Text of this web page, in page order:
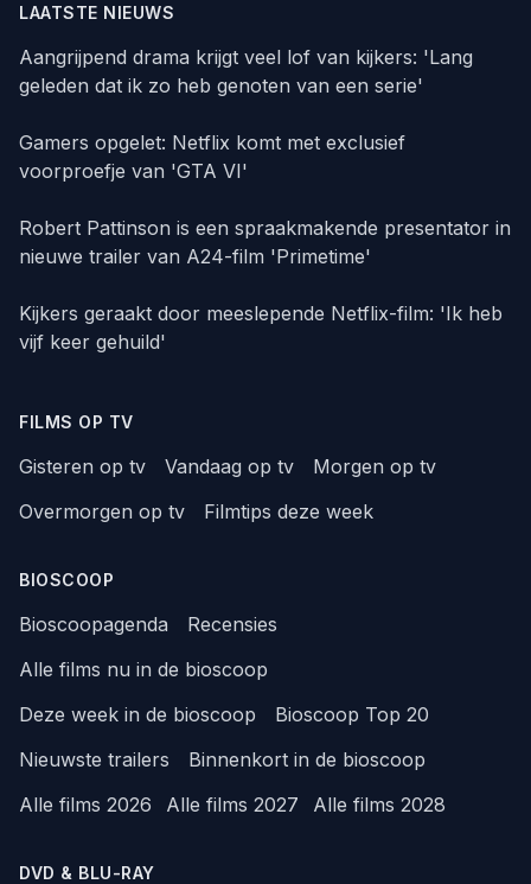
LAATSTE NIEUWS
Aangrijpend drama krijgt veel lof van kijkers: 'Lang
geleden dat ik zo heb genoten van een serie'
Gamers opgelet: Netflix komt met exclusief
voorproefje van 'GTA VI'
Robert Pattinson is een spraakmakende presentator in
nieuwe trailer van A24-film 'Primetime'
Kijkers geraakt door meeslepende Netflix-film: 'Ik heb
vijf keer gehuild'
FILMS OP TV
Gisteren op tv Vandaag op tv
Morgen op tv
Overmorgen op tv
Filmtips deze week
BIOSCOOP
Bioscoopagenda
Recensies
Alle films nu in de bioscoop
Deze week in de bioscoop
Bioscoop Top 20
Nieuwste trailers
Binnenkort in de bioscoop
Alle films 2026
Alle films 2027 Alle films 2028
DVD & BLU-RAY